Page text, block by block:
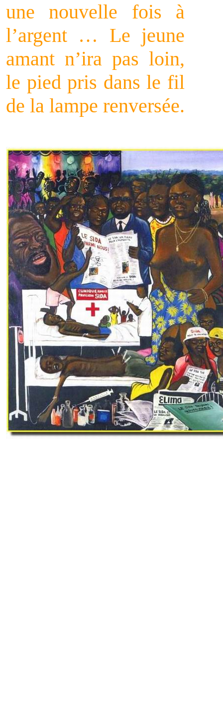
une nouvelle fois à
l’argent … Le jeune
amant n’ira pas loin,
le pied pris dans le fil
de la lampe renversée.